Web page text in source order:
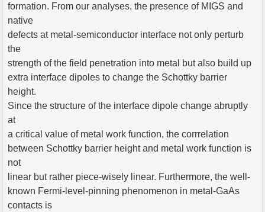
formation. From our analyses, the presence of MIGS and
native
defects at metal-semiconductor interface not only perturb
the
strength of the field penetration into metal but also build up
extra interface dipoles to change the Schottky barrier
height.
Since the structure of the interface dipole change abruptly
at
a critical value of metal work function, the corrrelation
between Schottky barrier height and metal work function is
not
linear but rather piece-wisely linear. Furthermore, the well-
known Fermi-level-pinning phenomenon in metal-GaAs
contacts is